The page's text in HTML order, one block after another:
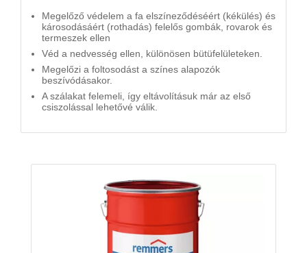
Megelőző védelem a fa elszíneződéséért (kékülés) és
károsodásáért (rothadás) felelős gombák, rovarok és
termeszek ellen
Véd a nedvesség ellen, különösen bütüfelületeken.
Megelőzi a foltosodást a színes alapozók
beszívódásakor.
A szálakat felemeli, így eltávolításuk már az első
csiszolással lehetővé válik.